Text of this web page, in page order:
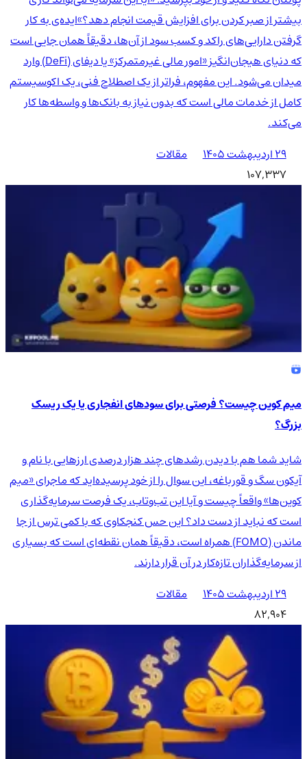
بیشتر از صبر کردن برای افزایش قیمت انجام دهد؟»ایده‌ی به کار
گرفتن دارایی‌های راکد و کسب سود از آن‌ها، دقیقاً همان جایی است
که دنیای هیجان‌انگیز «امور مالی غیرمتمرکز» یا دیفای (DeFi) وارد
میدان می‌شود. این مفهوم، فراتر از یک اصطلاح فنی، یک اکوسیستم
کامل از خدمات مالی است که بدون نیاز به بانک‌ها و واسطه‌ها کار
می‌کند.
۲۹ اردیبهشت ۱۴۰۵
مقالات
107,337
میم کوین چیست؟ فرصتی برای سودهای انفجاری یا یک ریسک
بزرگ؟
شاید شما هم با دیدن رشدهای چند هزار درصدی ارزهایی با نام و
آیکون سگ و قورباغه، این سوال را از خود پرسیده‌اید که ماجرای «میم
کوین‌ها» واقعاً چیست و آیا این تب‌وتاب، یک فرصت سرمایه‌گذاری
است که نباید از دست داد؟ این حس کنجکاوی که با کمی ترس از جا
ماندن (FOMO) همراه است، دقیقاً همان نقطه‌ای است که بسیاری
از سرمایه‌گذاران تازه‌کار در آن قرار دارند.
۲۹ اردیبهشت ۱۴۰۵
مقالات
82,904